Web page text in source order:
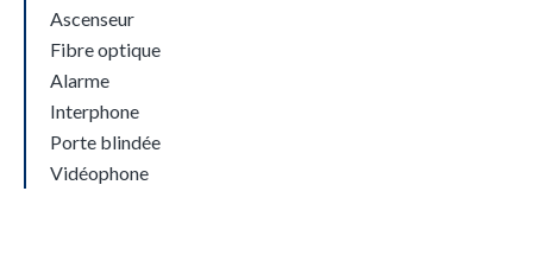
Ascenseur
Fibre optique
Alarme
Interphone
Porte blindée
Vidéophone